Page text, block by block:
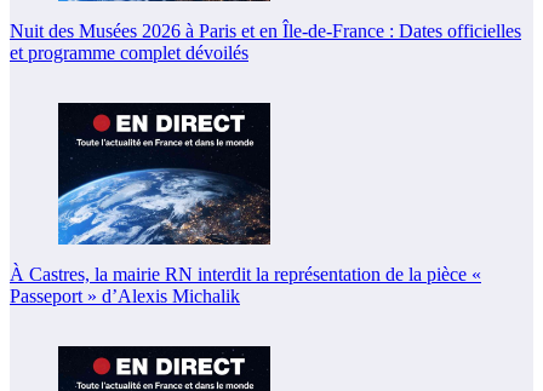
Nuit des Musées 2026 à Paris et en Île-de-France : Dates officielles
et programme complet dévoilés
À Castres, la mairie RN interdit la représentation de la pièce «
Passeport » d’Alexis Michalik